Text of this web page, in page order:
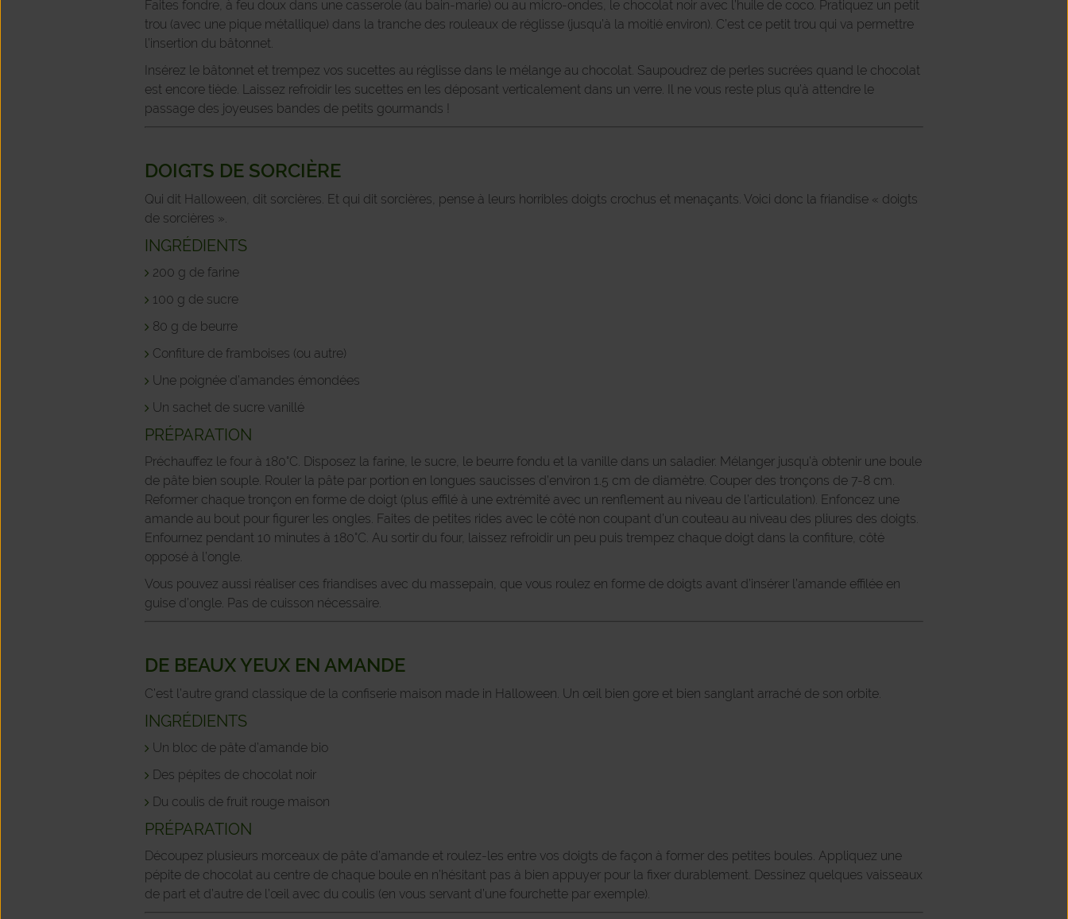
Faites fondre, à feu doux dans une casserole (au bain-marie) ou au micro-ondes, le chocolat noir avec l’huile de coco. Pratiquez un petit
trou (avec une pique métallique) dans la tranche des rouleaux de réglisse (jusqu’à la moitié environ). C’est ce petit trou qui va permettre
l’insertion du bâtonnet.
Insérez le bâtonnet et trempez vos sucettes au réglisse dans le mélange au chocolat. Saupoudrez de perles sucrées quand le chocolat
est encore tiède. Laissez refroidir les sucettes en les déposant verticalement dans un verre. Il ne vous reste plus qu’à attendre le
passage des joyeuses bandes de petits gourmands !
DOIGTS DE SORCIÈRE
Qui dit Halloween, dit sorcières. Et qui dit sorcières, pense à leurs horribles doigts crochus et menaçants. Voici donc la friandise « doigts
de sorcières ».
INGRÉDIENTS
200 g de farine
100 g de sucre
80 g de beurre
Confiture de framboises (ou autre)
Une poignée d’amandes émondées
Un sachet de sucre vanillé
PRÉPARATION
Préchauffez le four à 180°C. Disposez la farine, le sucre, le beurre fondu et la vanille dans un saladier. Mélanger jusqu’à obtenir une boule
de pâte bien souple. Rouler la pâte par portion en longues saucisses d’environ 1.5 cm de diamètre. Couper des tronçons de 7-8 cm.
Reformer chaque tronçon en forme de doigt (plus effilé à une extrémité avec un renflement au niveau de l’articulation). Enfoncez une
amande au bout pour figurer les ongles. Faites de petites rides avec le côté non coupant d’un couteau au niveau des pliures des doigts.
Enfournez pendant 10 minutes à 180°C. Au sortir du four, laissez refroidir un peu puis trempez chaque doigt dans la confiture, côté
opposé à l’ongle.
Vous pouvez aussi réaliser ces friandises avec du massepain, que vous roulez en forme de doigts avant d’insérer l’amande effilée en
guise d’ongle. Pas de cuisson nécessaire.
DE BEAUX YEUX EN AMANDE
C’est l’autre grand classique de la confiserie maison made in Halloween. Un œil bien gore et bien sanglant arraché de son orbite.
INGRÉDIENTS
Un bloc de pâte d’amande bio
Des pépites de chocolat noir
Du coulis de fruit rouge maison
PRÉPARATION
Découpez plusieurs morceaux de pâte d’amande et roulez-les entre vos doigts de façon à former des petites boules. Appliquez une
pépite de chocolat au centre de chaque boule en n’hésitant pas à bien appuyer pour la fixer durablement. Dessinez quelques vaisseaux
de part et d’autre de l’œil avec du coulis (en vous servant d’une fourchette par exemple).